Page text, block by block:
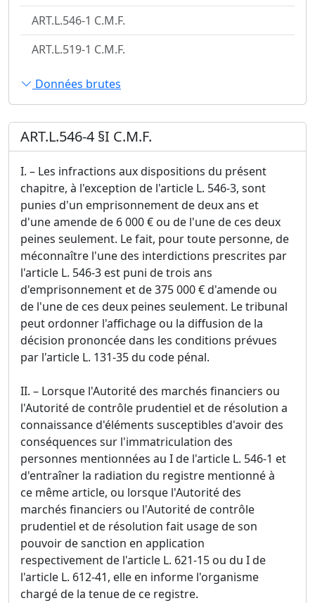
ART.L.546-1 C.M.F.
ART.L.519-1 C.M.F.
Données brutes
ART.L.546-4 §I C.M.F.
I. – Les infractions aux dispositions du présent
chapitre, à l'exception de l'article L. 546-3, sont
punies d'un emprisonnement de deux ans et
d'une amende de 6 000 € ou de l'une de ces deux
peines seulement. Le fait, pour toute personne, de
méconnaître l'une des interdictions prescrites par
l'article L. 546-3 est puni de trois ans
d'emprisonnement et de 375 000 € d'amende ou
de l'une de ces deux peines seulement. Le tribunal
peut ordonner l'affichage ou la diffusion de la
décision prononcée dans les conditions prévues
par l'article L. 131-35 du code pénal.
II. – Lorsque l'Autorité des marchés financiers ou
l'Autorité de contrôle prudentiel et de résolution a
connaissance d'éléments susceptibles d'avoir des
conséquences sur l'immatriculation des
personnes mentionnées au I de l'article L. 546-1 et
d'entraîner la radiation du registre mentionné à
ce même article, ou lorsque l'Autorité des
marchés financiers ou l'Autorité de contrôle
prudentiel et de résolution fait usage de son
pouvoir de sanction en application
respectivement de l'article L. 621-15 ou du I de
l'article L. 612-41, elle en informe l'organisme
chargé de la tenue de ce registre.